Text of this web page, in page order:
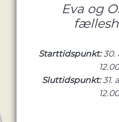
Eva og
Starttidspunkt:30.
12.00
Sluttidspunkt:31.
12.00